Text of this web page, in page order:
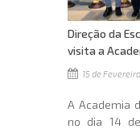
Direção da
visita a
15 de
A Academia
no dia 14